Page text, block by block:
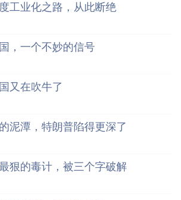
工业化之路，从此断绝
，一个不妙的信号
又在吹牛了
泥潭，特朗普陷得更深了
狠的毒计，被三个字破解